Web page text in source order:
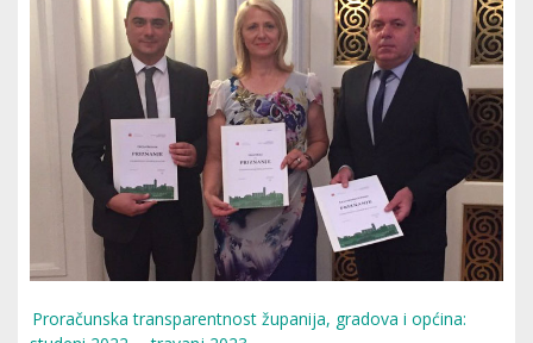
Proračunska transparentnost županija, gradova i općina: